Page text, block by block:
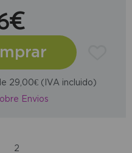
29,00€ (IVA incluido)
Envios
2